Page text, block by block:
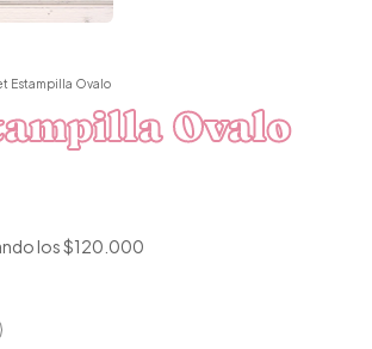
Estampilla Ovalo
Ovalo
los$120.000